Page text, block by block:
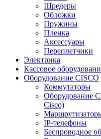
Шредеры
Обложки
Пружины
Пленка
Аксессуары
Переплетчики
Электрика
Кассовое
Оборудование CISCO
Коммутаторы
Оборудование
Cisco)
IP-телефоны
Беспроводное